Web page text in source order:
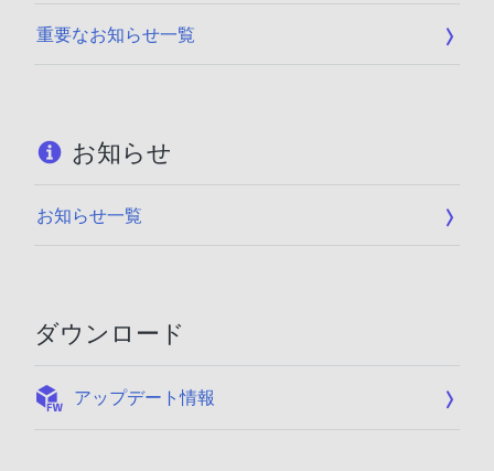
重要なお知らせ一覧
お知らせ
お知らせ一覧
ダウンロード
アップデート情報